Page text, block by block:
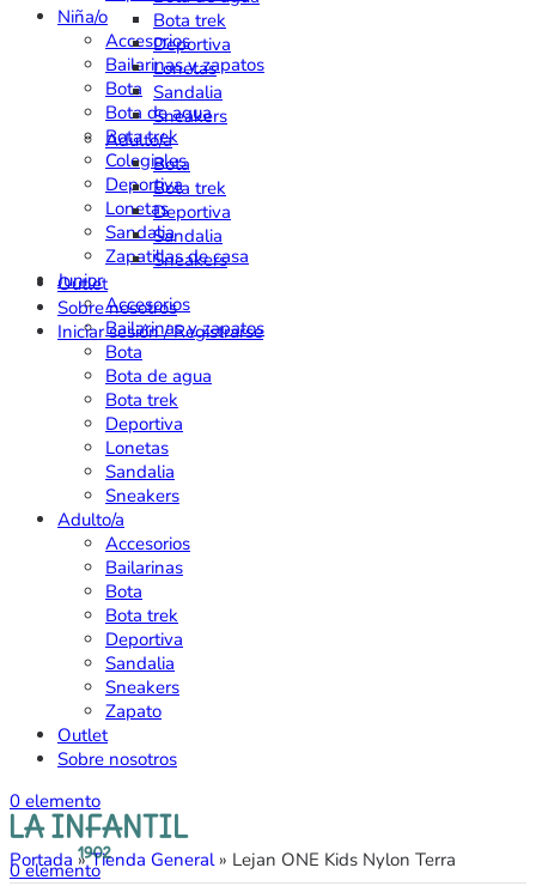
Niña/o
Accesorios
Bailarinas y zapatos
Bota
Bota de agua
Bota trek
Colegiales
Deportiva
Lonetas
Sandalia
Zapatillas de casa
Junior
Accesorios
Bailarinas y zapatos
Bota
Bota de agua
Bota trek
Deportiva
Lonetas
Sandalia
Sneakers
Adulto/a
Accesorios
Bailarinas
Bota
Bota trek
Deportiva
Sandalia
Sneakers
Zapato
Outlet
Sobre nosotros
0 elemento
0elemento
Portada »Tienda General» Lejan ONE Kids Nylon Terra
Bota trek
Deportiva
Lonetas
Sandalia
Sneakers
Adulto/a
Bota
Bota trek
Deportiva
Sandalia
Sneakers
Outlet
Sobre nosotros
Iniciar sesión / Registrarse